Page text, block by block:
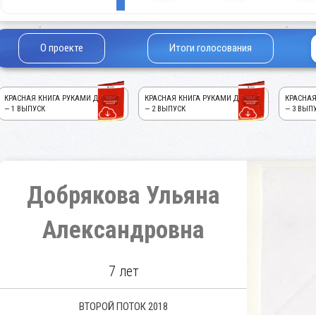
О проекте Итоги голосования
КРАСНАЯ КНИГА РУКАМИ ДЕТЕЙ!
— 1 ВЫПУСК
КРАСНАЯ КНИГА РУКАМИ ДЕТЕЙ!
— 2 ВЫПУСК
— 3
Добрякова Ульяна
Александровна
7 лет
ВТОРОЙ ПОТОК 2018